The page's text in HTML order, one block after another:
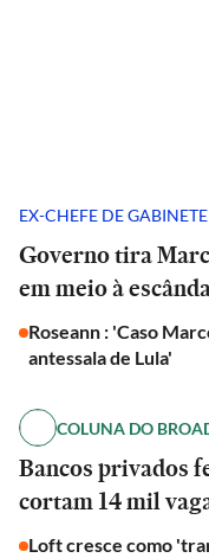
EX-CHEFE DE
Governo tira
em meio à
Roseann : 'Caso
antessala de Lula'
COLUNA DO
Bancos privados
cortam 14 mil
Loft cresce como